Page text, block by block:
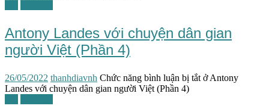
Antony Landes với chuyện dân gian
người Việt (Phần 4)
26/05/2022 thanhdiavnh Chức năng bình luận bị tắt ở Antony
Landes với chuyện dân gian người Việt (Phần 4)